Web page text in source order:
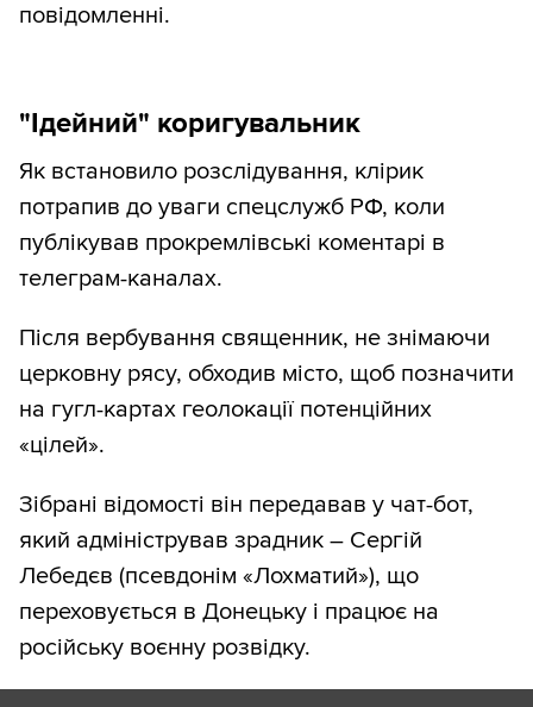
повідомленні.
"Ідейний" коригувальник
Як встановило розслідування, клірик
потрапив до уваги спецслужб РФ, коли
публікував прокремлівські коментарі в
телеграм-каналах.
Після вербування священник, не знімаючи
церковну рясу, обходив місто, щоб позначити
на гугл-картах геолокації потенційних
«цілей».
Зібрані відомості він передавав у чат-бот,
який адміністрував зрадник – Сергій
Лебедєв (псевдонім «Лохматий»), що
переховується в Донецьку і працює на
російську воєнну розвідку.